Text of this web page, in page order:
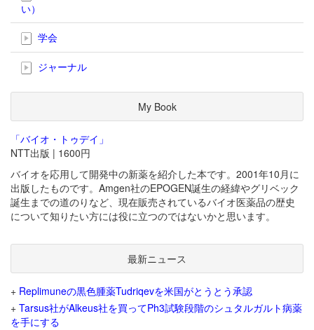
い）
学会
ジャーナル
My Book
「バイオ・トゥデイ」
NTT出版 | 1600円
バイオを応用して開発中の新薬を紹介した本です。2001年10月に
出版したものです。Amgen社のEPOGEN誕生の経緯やグリベック
誕生までの道のりなど、現在販売されているバイオ医薬品の歴史
について知りたい方には役に立つのではないかと思います。
最新ニュース
+ Replimuneの黒色腫薬Tudriqevを米国がとうとう承認
+ Tarsus社がAlkeus社を買ってPh3試験段階のシュタルガルト病薬
を手にする